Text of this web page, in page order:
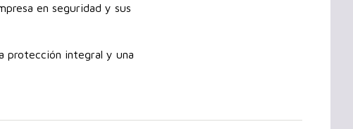
en seguridad y sus
protección integral y una